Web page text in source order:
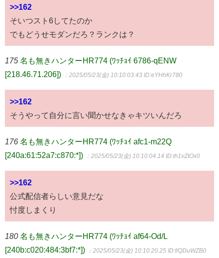
>>162
そいつスト6してたのか
でもどうせモダンだろ？ランクは？
175 名も無きハンターHR774 (ﾜｯﾁｮｲ 6786-qENW
[218.46.71.206])
：2025/05/23(金) 10:10:03.43 ID:eYHhKr780
>>162
そうやって自分に言い聞かせなきゃキツいんだろ
176 名も無きハンターHR774 (ﾜｯﾁｮｲ afc1-m22Q
[240a:61:52a7:c870:*])
：2025/05/23(金) 10:10:04.14 ID:th1vZtOx0
>>162
公式配信者らしい意見だな
忖度しまくり
180 名も無きハンターHR774 (ﾜｯﾁｮｲ af64-Od/L
[240b:c020:484:3bf7:*])
：2025/05/23(金) 10:10:20.25 ID:f/QDuWZB0